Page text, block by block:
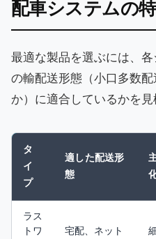
配車システムの
最適な製品を選ぶには、
の輸配送形態（小口多数
か）に適合しているかを見
タ
イ
プ
適した配送形
態
ラス
トワ
宅配、ネット